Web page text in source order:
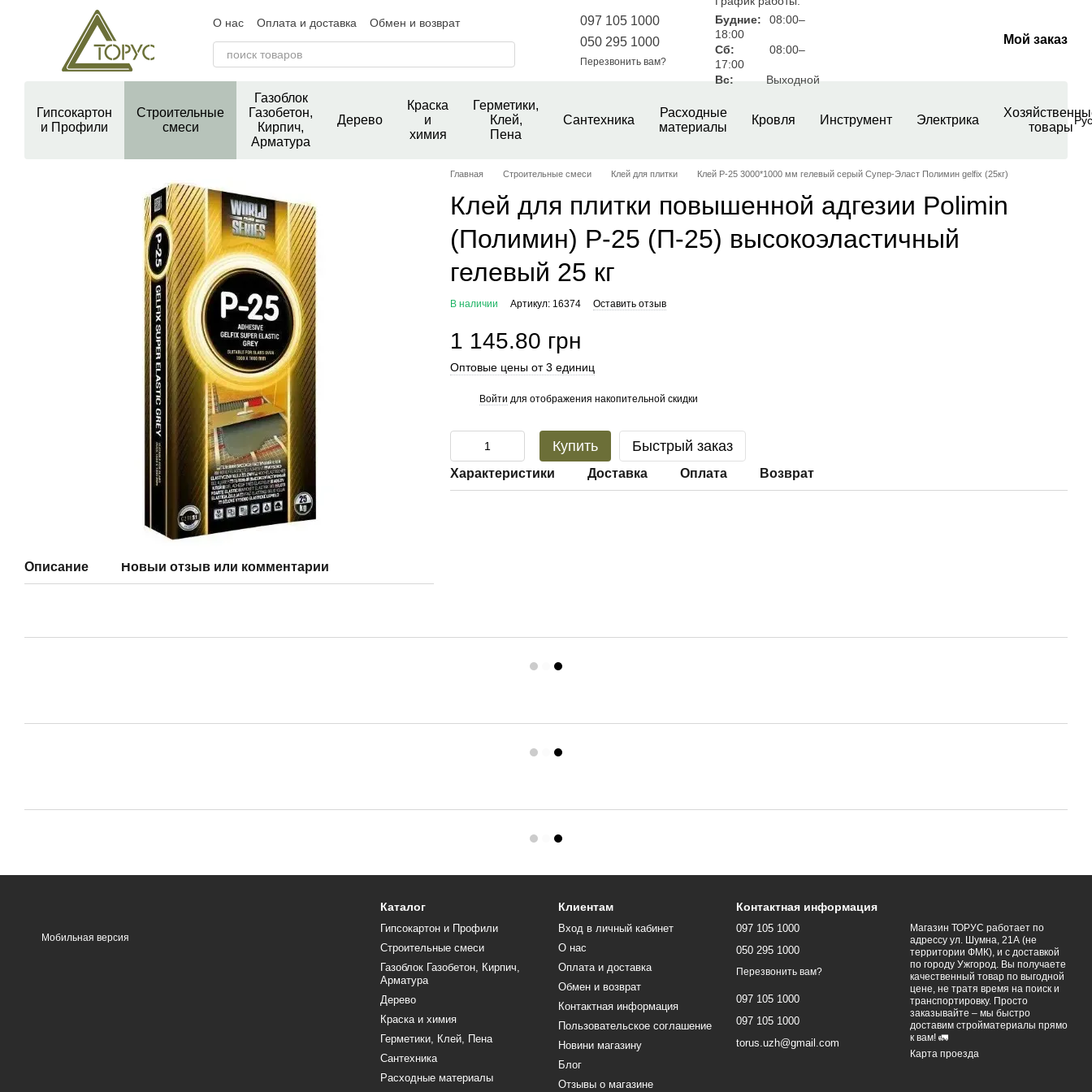
Перейти к основному контенту
О нас Оплата и доставка
Обмен и возврат
Контактная информация
Пользовательское соглашение
097 105 1000
050 295 1000
Перезвонить вам?
Будние:
08:00–
18:00
Сб:
08:00–
17:00
Вс:
Выходной
Мой заказ
Гипсокартон
и Профили
Строительные
смеси
Газоблок
Газобетон,
Кирпич,
Арматура
Дерево
Краска
и
химия
Герметики,
Клей,
Пена
Сантехника
Расходные
материалы
Кровля Инструмент Электрика
товарыРус
Описание Новый отзыв или комментарий
Главная Строительные смеси Клей для плитки Клей P-25 3000*1000 мм гелевый серый Супер-Эласт Полимин gelfix (25кг)
Клей для плитки повышенной адгезии Polimin
(Полимин) P-25 (П-25) высокоэластичный
гелевый 25 кг
В наличии Артикул: 16374 Оставить отзыв
1 145.80 грн
Оптовые цены от 3 единиц
Войти для отображения накопительной скидки
Купить Быстрый заказ
Характеристики Доставка Оплата Возврат
Мобильная версия
Каталог
Гипсокартон и Профили
Строительные смеси
Газоблок Газобетон, Кирпич,
Арматура
Дерево
Краска и химия
Герметики, Клей, Пена
Сантехника
Расходные материалы
Клиентам
Вход в личный кабинет
О нас
Оплата и доставка
Обмен и возврат
Контактная информация
Пользовательское соглашение
Новини магазину
Блог
Отзывы о магазине
Контактная информация
097 105 1000
050 295 1000
Перезвонить вам?
097 105 1000
097 105 1000
torus.uzh@gmail.com
Магазин ТОРУС работает по
адрессу ул. Шумна, 21А (не
территории ФМК), и с доставкой
по городу Ужгород. Вы получаете
качественный товар по выгодной
цене, не тратя время на поиск и
транспортировку. Просто
заказывайте – мы быстро
доставим стройматериалы прямо
к вам! 🚛
Карта проезда